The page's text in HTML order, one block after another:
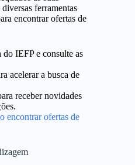
ferramentas
encontrar ofertas de
IEFP e consulte as
acelerar a busca de
receber novidades
encontrar ofertas de